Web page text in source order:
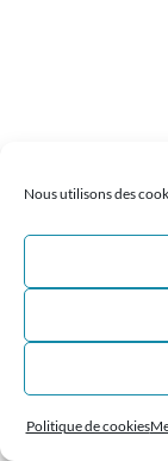
Nous utilisons des
Politique de cookies